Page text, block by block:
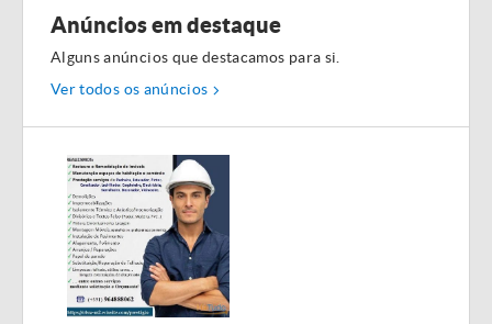
Anúncios em destaque
Alguns anúncios que destacamos para si.
Ver todos os anúncios